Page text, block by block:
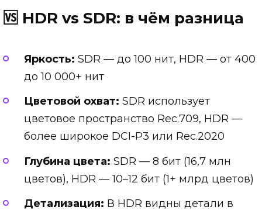
🆚 HDR vs SDR: в чём разница
Яркость: SDR — до 100 нит, HDR — от 400
до 10 000+ нит
Цветовой охват: SDR использует
цветовое пространство Rec.709, HDR —
более широкое DCI-P3 или Rec.2020
Глубина цвета: SDR — 8 бит (16,7 млн
цветов), HDR — 10–12 бит (1+ млрд цветов)
Детализация: В HDR видны детали в